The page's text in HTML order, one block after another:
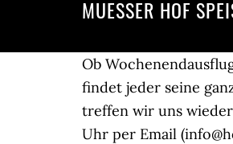
MUESSER HOF
Ob
findet jeder seine
treffen wir uns
Uhr per Email